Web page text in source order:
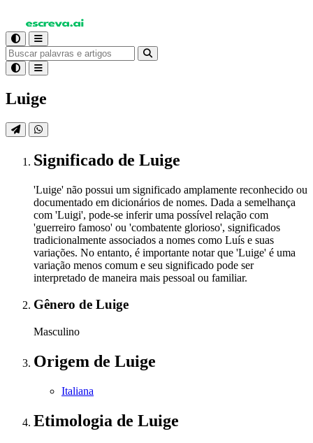
Luige
Significado de Luige
'Luige' não possui um significado amplamente reconhecido ou
documentado em dicionários de nomes. Dada a semelhança
com 'Luigi', pode-se inferir uma possível relação com
'guerreiro famoso' ou 'combatente glorioso', significados
tradicionalmente associados a nomes como Luís e suas
variações. No entanto, é importante notar que 'Luige' é uma
variação menos comum e seu significado pode ser
interpretado de maneira mais pessoal ou familiar.
Gênero de Luige
Masculino
Origem de Luige
Italiana
Etimologia de Luige